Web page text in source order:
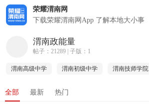
荣耀渭南网
下载荣耀渭南网App 了解本地大小事
下拉刷新
渭南政能量
帖子：21289 | 子版：1
渭南高级中学 渭南初级中学 渭南技师学院
全部 最新 热门